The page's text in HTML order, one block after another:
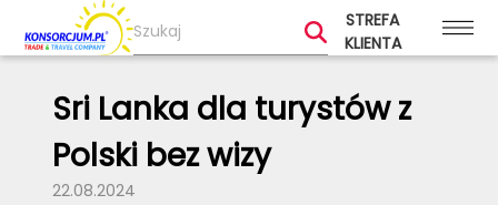
STREFA
KLIENTA
Sri Lanka dla turystów z
Polski bez wizy
22.08.2024